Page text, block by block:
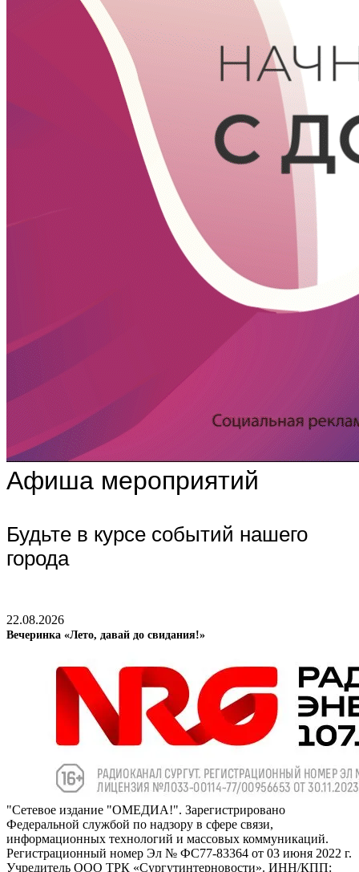
Афиша мероприятий
Будьте в курсе событий нашего
города
22.08.2026
Вечеринка «Лето, давай до свидания!»
"Сетевое издание "ОМЕДИА!". Зарегистрировано
Федеральной службой по надзору в сфере связи,
информационных технологий и массовых коммуникаций.
Регистрационный номер Эл № ФС77-83364 от 03 июня 2022 г.
Учредитель ООО ТРК «Сургутинтерновости». ИНН/КПП: